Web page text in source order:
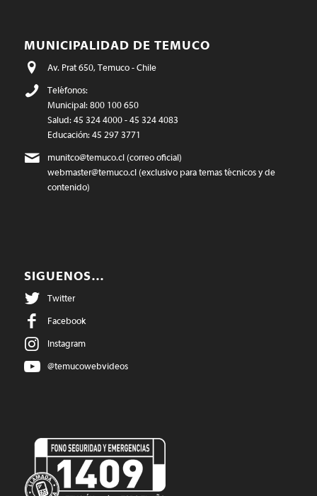
MUNICIPALIDAD DE TEMUCO
Av. Prat 650, Temuco - Chile
Teléfonos:
Municipal: 800 100 650
Salud: 45 324 4000 - 45 324 4083
Educación: 45 297 3771
munitco@temuco.cl(correo oficial)
webmaster@temuco.cl(exclusivo para temas técnicos y de
contenido)
SIGUENOS…
Twitter
Facebook
Instagram
@temucowebvideos